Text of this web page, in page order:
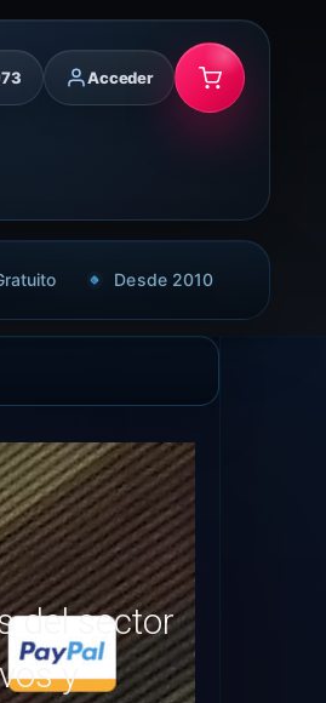
Acceder
Desde 2010
del sector
y